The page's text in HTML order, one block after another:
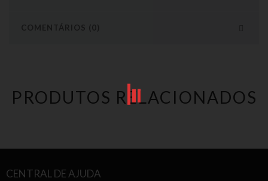
COMENTÁRIOS (0)
PRODUTOS RELACIONADOS
CENTRAL DE AJUDA